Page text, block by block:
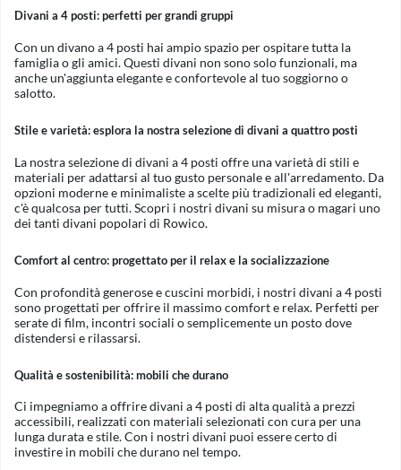
Divani a 4 posti: perfetti per grandi gruppi
Con un divano a 4 posti hai ampio spazio per ospitare tutta la
famiglia o gli amici. Questi divani non sono solo funzionali, ma
anche un'aggiunta elegante e confortevole al tuo soggiorno o
salotto.
Stile e varietà: esplora la nostra selezione di divani a quattro posti
La nostra selezione di divani a 4 posti offre una varietà di stili e
materiali per adattarsi al tuo gusto personale e all'arredamento. Da
opzioni moderne e minimaliste a scelte più tradizionali ed eleganti,
c'è qualcosa per tutti. Scopri i nostri divani su misura o magari uno
dei tanti divani popolari di Rowico.
Comfort al centro: progettato per il relax e la socializzazione
Con profondità generose e cuscini morbidi, i nostri divani a 4 posti
sono progettati per offrire il massimo comfort e relax. Perfetti per
serate di film, incontri sociali o semplicemente un posto dove
distendersi e rilassarsi.
Qualità e sostenibilità: mobili che durano
Ci impegniamo a offrire divani a 4 posti di alta qualità a prezzi
accessibili, realizzati con materiali selezionati con cura per una
lunga durata e stile. Con i nostri divani puoi essere certo di
investire in mobili che durano nel tempo.